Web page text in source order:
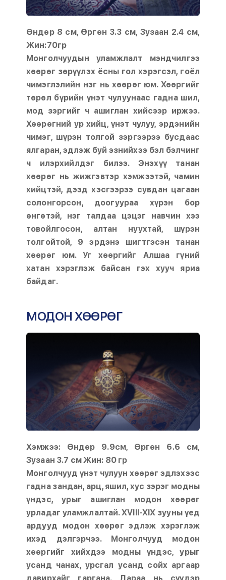
Өндөр 8 см, Өргөн 3.3 см, Зузаан 2.4 см,
Жин:70гр
Монголчуудын уламжлалт мэндчилгээ
хөөрөг зөрүүлэх ёсны гол хэрэгсэл, гоёл
чимэглэлийн нэг нь хөөрөг юм. Хөөргийг
төрөл бүрийн үнэт чулуунаас гадна шил,
мод зэргийг ч ашиглан хийсээр иржээ.
Хөөрөгний ур хийц, үнэт чулуу, эрдэнийн
чимэг, шүрэн толгой зэргээрээ бусдаас
ялгаран, эдлэж буй эзнийхээ бэл бэлчинг
ч илэрхийлдэг билээ. Энэхүү танан
хөөрөг нь жижгэвтэр хэмжээтэй, чамин
хийцтэй, дээд хэсгээрээ сувдан цагаан
солонгорсон, доогуураа хүрэн бор
өнгөтэй, нэг талдаа цэцэг навчин хээ
товойлгосон, алтан нуухтай, шүрэн
толгойтой, 9 эрдэнэ шигтгэсэн танан
хөөрөг юм. Уг хөөргийг Алшаа гүний
хатан хэрэглэж байсан гэх хууч яриа
байдаг.
МОДОН ХӨӨРӨГ
Хэмжээ: Өндөр 9.9см, Өргөн 6.6 см,
Зузаан 3.7 см Жин: 80 гр
Монголчууд үнэт чулуун хөөрөг эдлэхээс
гадна зандан, арц, яшил, хус зэрэг модны
үндэс, урыг ашиглан модон хөөрөг
урладаг уламжлалтай. XVIII-XIX зууны үед
ардууд модон хөөрөг эдлэж хэрэглэж
ихэд дэлгэрчээ. Монголчууд модон
хөөргийг хийхдээ модны үндэс, урыг
усанд чанах, урсгал усанд сойх аргаар
давирхайг гаргана. Дараа нь сүүдэр